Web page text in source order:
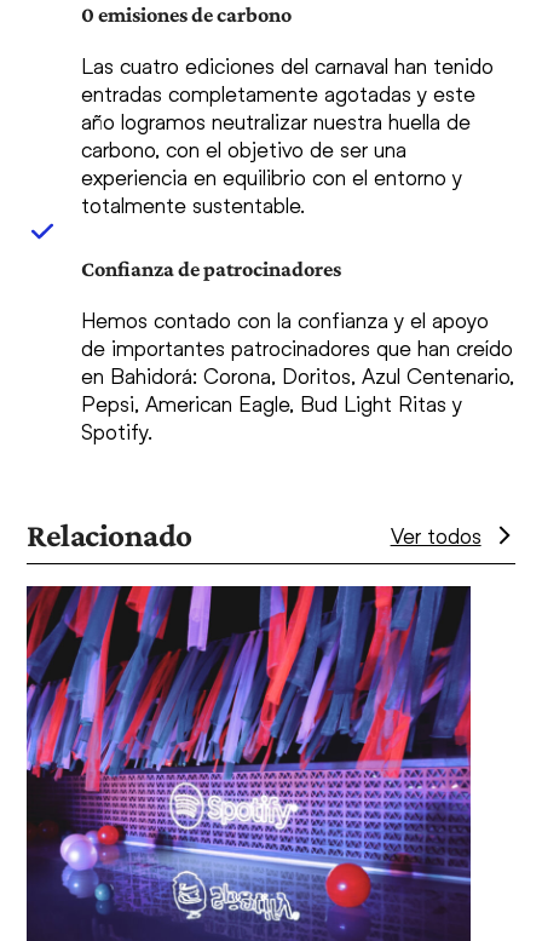
0 emisiones de carbono
Las cuatro ediciones del carnaval han tenido
entradas completamente agotadas y este
año logramos neutralizar nuestra huella de
carbono, con el objetivo de ser una
experiencia en equilibrio con el entorno y
totalmente sustentable.
Confianza de patrocinadores
Hemos contado con la confianza y el apoyo
de importantes patrocinadores que han creído
en Bahidorá: Corona, Doritos, Azul Centenario,
Pepsi, American Eagle, Bud Light Ritas y
Spotify.
Relacionado Ver todos
Use
the
left
and
right
arrow
keys
access
carousel
navigation